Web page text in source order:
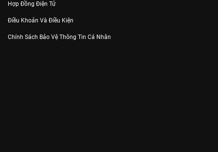
Hợp Đồng Điện Tử
Điều Khoản Và Điều Kiện
Chính Sách Bảo Vệ Thông Tin Cá Nhân